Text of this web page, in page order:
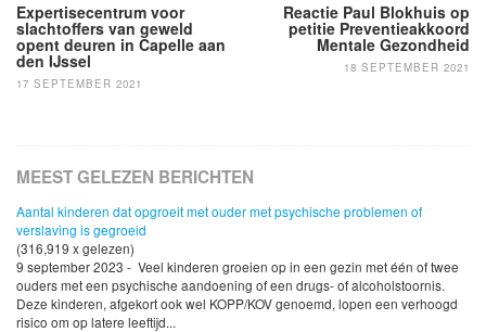
Reactie Paul Blokhuis op
petitie Preventieakkoord
Mentale Gezondheid
18 SEPTEMBER 2021
Expertisecentrum voor
slachtoffers van geweld
opent deuren in Capelle aan
den IJssel
17 SEPTEMBER 2021
MEEST GELEZEN BERICHTEN
Aantal kinderen dat opgroeit met ouder met psychische problemen of
verslaving is gegroeid
(316,919 x gelezen)
9 september 2023 - Veel kinderen groeien op in een gezin met één of twee
ouders met een psychische aandoening of een drugs- of alcoholstoornis.
Deze kinderen, afgekort ook wel KOPP/KOV genoemd, lopen een verhoogd
risico om op latere leeftijd...